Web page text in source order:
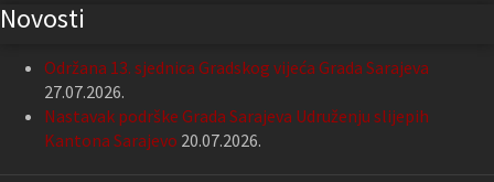
Novosti
Održana 13. sjednica Gradskog vijeća Grada Sarajeva
27.07.2026.
Nastavak podrške Grada Sarajeva Udruženju slijepih
Kantona Sarajevo 20.07.2026.